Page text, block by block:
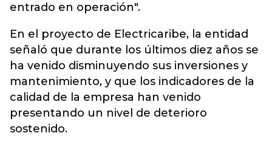
entrado en operación".
En el proyecto de Electricaribe, la entidad
señaló que durante los últimos diez años se
ha venido disminuyendo sus inversiones y
mantenimiento, y que los indicadores de la
calidad de la empresa han venido
presentando un nivel de deterioro
sostenido.